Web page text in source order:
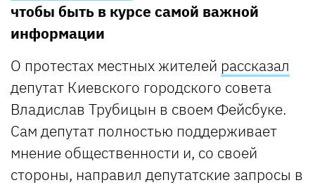
чтобы быть в курсе самой важной
информации
О протестах местных жителей рассказал
депутат Киевского городского совета
Владислав Трубицын в своем Фейсбуке.
Сам депутат полностью поддерживает
мнение общественности и, со своей
стороны, направил депутатские запросы в